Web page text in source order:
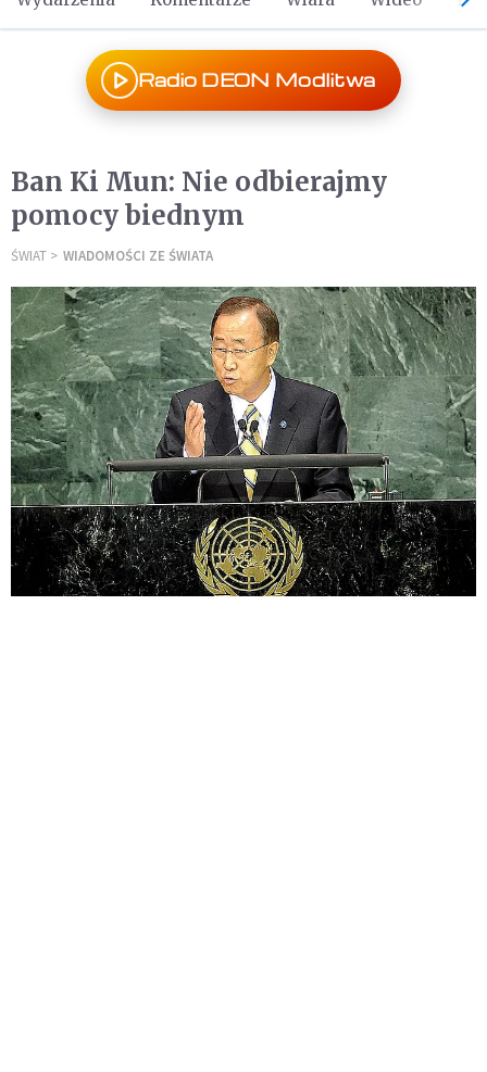
Radio DEON Modlitwa
Ban Ki Mun: Nie odbierajmy
pomocy biednym
ŚWIAT WIADOMOŚCI ZE ŚWIATA